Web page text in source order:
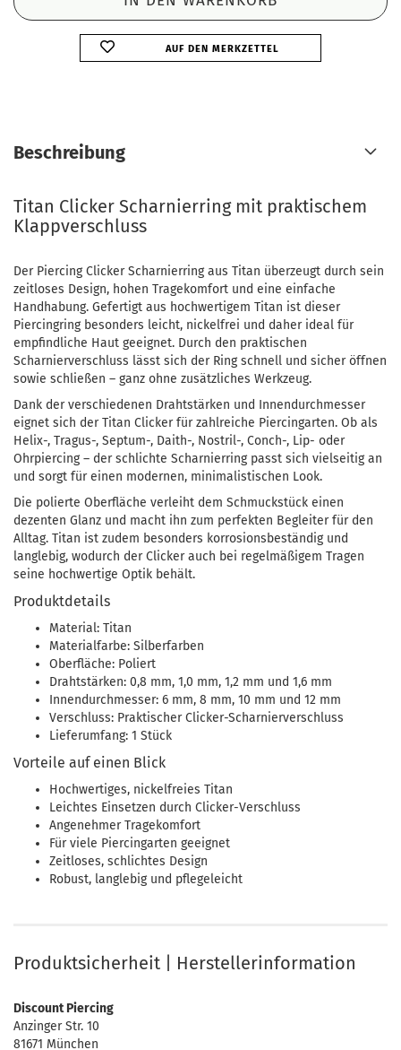
AUF DEN MERKZETTEL
Beschreibung
Titan Clicker Scharnierring mit praktischem
Klappverschluss
Der Piercing Clicker Scharnierring aus Titan überzeugt durch sein
zeitloses Design, hohen Tragekomfort und eine einfache
Handhabung. Gefertigt aus hochwertigem Titan ist dieser
Piercingring besonders leicht, nickelfrei und daher ideal für
empfindliche Haut geeignet. Durch den praktischen
Scharnierverschluss lässt sich der Ring schnell und sicher öffnen
sowie schließen – ganz ohne zusätzliches Werkzeug.
Dank der verschiedenen Drahtstärken und Innendurchmesser
eignet sich der Titan Clicker für zahlreiche Piercingarten. Ob als
Helix-, Tragus-, Septum-, Daith-, Nostril-, Conch-, Lip- oder
Ohrpiercing – der schlichte Scharnierring passt sich vielseitig an
und sorgt für einen modernen, minimalistischen Look.
Die polierte Oberfläche verleiht dem Schmuckstück einen
dezenten Glanz und macht ihn zum perfekten Begleiter für den
Alltag. Titan ist zudem besonders korrosionsbeständig und
langlebig, wodurch der Clicker auch bei regelmäßigem Tragen
seine hochwertige Optik behält.
Produktdetails
Material: Titan
Materialfarbe: Silberfarben
Oberfläche: Poliert
Drahtstärken: 0,8 mm, 1,0 mm, 1,2 mm und 1,6 mm
Innendurchmesser: 6 mm, 8 mm, 10 mm und 12 mm
Verschluss: Praktischer Clicker-Scharnierverschluss
Lieferumfang: 1 Stück
Vorteile auf einen Blick
Hochwertiges, nickelfreies Titan
Leichtes Einsetzen durch Clicker-Verschluss
Angenehmer Tragekomfort
Für viele Piercingarten geeignet
Zeitloses, schlichtes Design
Robust, langlebig und pflegeleicht
Produktsicherheit | Herstellerinformation
Discount Piercing
Anzinger Str. 10
81671 München